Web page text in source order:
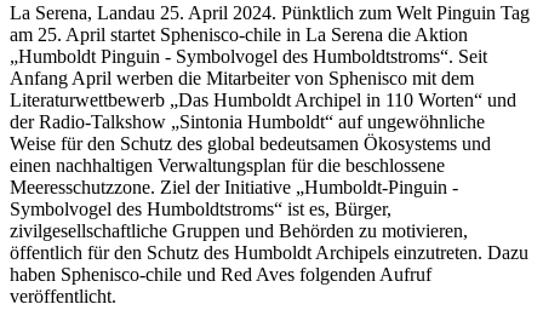
La Serena, Landau 25. April 2024. Pünktlich zum Welt Pinguin Tag
am 25. April startet Sphenisco-chile in La Serena die Aktion
„Humboldt Pinguin - Symbolvogel des Humboldtstroms“. Seit
Anfang April werben die Mitarbeiter von Sphenisco mit dem
Literaturwettbewerb „Das Humboldt Archipel in 110 Worten“ und
der Radio-Talkshow „Sintonia Humboldt“ auf ungewöhnliche
Weise für den Schutz des global bedeutsamen Ökosystems und
einen nachhaltigen Verwaltungsplan für die beschlossene
Meeresschutzzone. Ziel der Initiative „Humboldt-Pinguin -
Symbolvogel des Humboldtstroms“ ist es, Bürger,
zivilgesellschaftliche Gruppen und Behörden zu motivieren,
öffentlich für den Schutz des Humboldt Archipels einzutreten. Dazu
haben Sphenisco-chile und Red Aves folgenden Aufruf
veröffentlicht.